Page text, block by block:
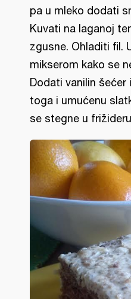
pa u mleko dodati
Kuvati na laganoj
zgusne. Ohladiti fil.
mikserom kako se
Dodati vanilin šećer
toga i umućenu
se stegne u